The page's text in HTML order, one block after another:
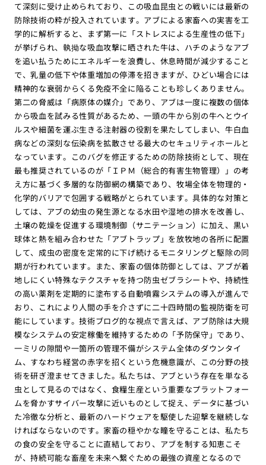
て深刻に受け止められており、この吸血昆虫との戦いには最新の
防除技術の粋が投入されています。アブによる家畜への実害を工
学的に解析すると、まず第一に「ストレスによる生産性の低下」
が挙げられ、執拗な吸血攻撃に晒された牛は、ハチのようなアブ
を追い払うためにエネルギーを浪費し、休息時間が減少すること
で、乳量の低下や体重増加の停滞を招きますが、ひどい場合には
精神的な衰弱からくる免疫不全に陥ることも珍しくありません。
第二の脅威は「病原体の媒介」であり、アブは一度に複数の個体
から吸血を試みる性質があるため、一頭の牛から別の牛へとウイ
ルスや細菌を運ぶ生きる注射器の役割を果たしてしまい、牛白血
病などの深刻な伝染病を拡散させる最大のセキュリティホールと
なっています。このバグを修正するための防除技術として、現在
最も推奨されているのが「ＩＰＭ（総合的有害生物管理）」の考
え方に基づく多層的な防御網の構築であり、牧場全体を物理的・
化学的バリアで包囲する戦略がとられています。具体的な対策と
しては、アブの幼虫の発生源となる水田や湿地の排水を改善し、
土壌の乾燥を促進する環境制御（サニテーション）に加え、黒い
球体と熱を組み合わせた「アブトラップ」を放牧地の各所に配置
して、成虫の密度を定常的に下げ続けるモニタリングと駆除の同
期が行われています。また、家畜の個体防御としては、アブが着
地しにくい特殊なテクスチャを持つ防虫ゼブラシートや、持続性
の高い薬剤を定期的に塗布する自動噴霧システムの導入が進んで
おり、これにより人間の手を介さずに二十四時間の監視防衛を可
能にしています。技術ブログ的な視点で言えば、アブ防除は大規
模なシステムの安定稼働を維持するための「予防保守」であり、
一ミリの隙間や一箇所の管理不備がシステム全体のダウンタイ
ム、すなわち経営の赤字を招くという危機意識が、この分野の技
術を研ぎ澄ませてきました。私たちは、アブという存在を単なる
虫として見るのではなく、食糧生産という重要なプラットフォー
ムを脅かすサイバー攻撃に近いものとして捉え、データに基づい
た冷徹な分析と、最新のハードウェアを駆使した迎撃を継続しな
ければならないのです。家畜の穏やかな瞳を守ることは、私たち
の食の安全を守ることに直結しており、アブを制する知恵こそ
が、持続可能な畜産を未来へ繋ぐための最強の資産となるので